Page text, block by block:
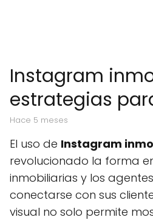
Instagram
estrategias
hace 5 meses
El uso de Instagram
revolucionado la forma
inmobiliarias y los
conectarse con sus
visual no solo permite